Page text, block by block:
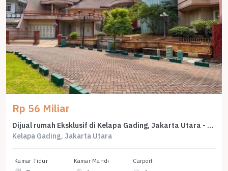
Rp 56 Miliar
Dijual rumah Eksklusif di Kelapa Gading, Jakarta Utara - LT 1138m²
Kelapa Gading, Jakarta Utara
Kamar Tidur Kamar Mandi Carport